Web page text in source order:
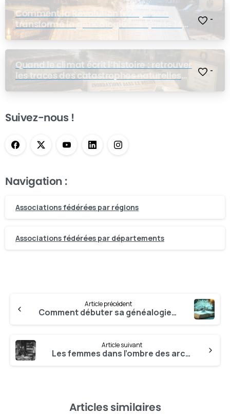
Comment la Révolution française a
transformé la généalogie : ce que le 14
juillet a changé pour nos ancêtres
-
Quand le climat écrit l’histoire : retrouver
les traces des catastrophes naturelles
dans les archives de nos ancêtres
-
Suivez-nous !
Navigation :
Associations fédérées par régions
Associations fédérées par départements
Article précédent
Comment débuter sa généalogie ? Les 10 erreurs à éviter (et comment les corriger)
Article suivant
Les femmes dans l’ombre des archives : comment les rendre visibles en généalogie
Articles similaires